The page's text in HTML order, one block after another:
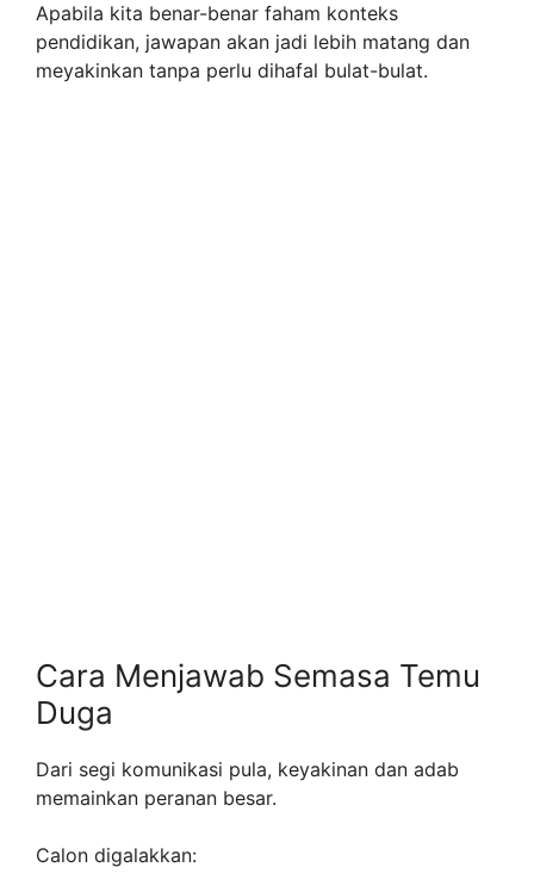
Apabila kita benar-benar faham konteks
pendidikan, jawapan akan jadi lebih matang dan
meyakinkan tanpa perlu dihafal bulat-bulat.
Cara Menjawab Semasa Temu
Duga
Dari segi komunikasi pula, keyakinan dan adab
memainkan peranan besar.
Calon digalakkan: